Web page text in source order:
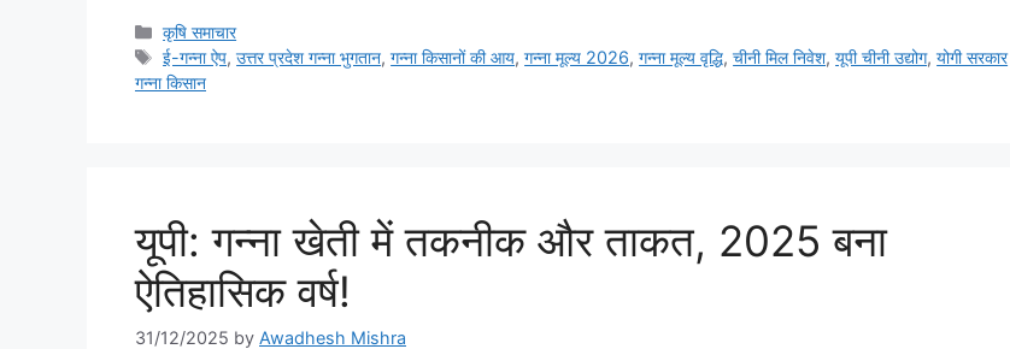
कृषि समाचार
ई-गन्ना ऐप,उत्तर प्रदेश गन्ना भुगतान,गन्ना किसानों की आय,गन्ना मूल्य 2026,गन्ना मूल्य वृद्धि,चीनी मिल निवेश,यूपी चीनी उद्योग,योगी सरकार
गन्ना किसान
यूपी: गन्ना खेती में तकनीक और ताकत, 2025 बना
ऐतिहासिक वर्ष!
31/12/2025 by Awadhesh Mishra